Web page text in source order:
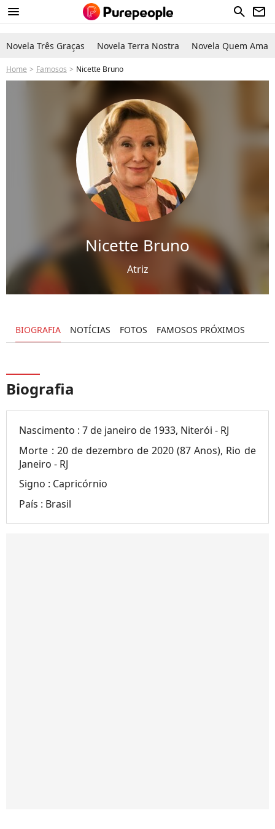
menu search newsletter
Novela Três Graças Novela Terra Nostra Novela Quem Ama
Home Famosos Nicette Bruno
Nicette Bruno
Atriz
BIOGRAFIA NOTÍCIAS FOTOS FAMOSOS PRÓXIMOS
Biografia
Nascimento :7 de janeiro de 1933, Niterói - RJ
Morte : 20 de dezembro de 2020 (87 Anos), Rio de
Janeiro - RJ
Signo : Capricórnio
País : Brasil